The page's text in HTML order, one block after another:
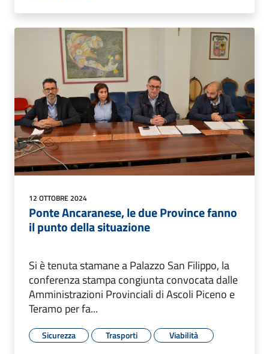
12 OTTOBRE 2024
Ponte Ancaranese, le due Province fanno
il punto della situazione
Si è tenuta stamane a Palazzo San Filippo, la
conferenza stampa congiunta convocata dalle
Amministrazioni Provinciali di Ascoli Piceno e
Teramo per fa...
Sicurezza Trasporti Viabilità